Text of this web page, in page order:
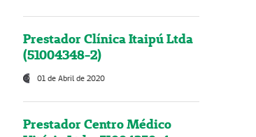
Prestador Clínica Itaipú Ltda
(51004348-2)
01 de Abril de 2020
Prestador Centro Médico